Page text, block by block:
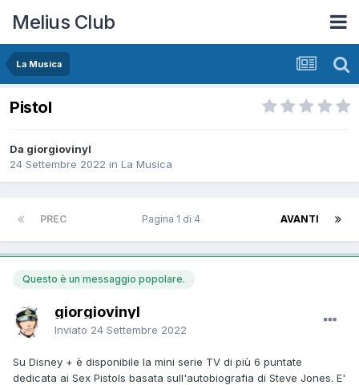
Melius Club
La Musica
Pistol
Da giorgiovinyl
24 Settembre 2022 in La Musica
PREC AVANTI
Pagina 1 di 4
Questo è un messaggio popolare.
giorgiovinyl
Inviato 24 Settembre 2022
Su Disney + è disponibile la mini serie TV di più 6 puntate
dedicata ai Sex Pistols basata sull'autobiografia di Steve Jones. E'